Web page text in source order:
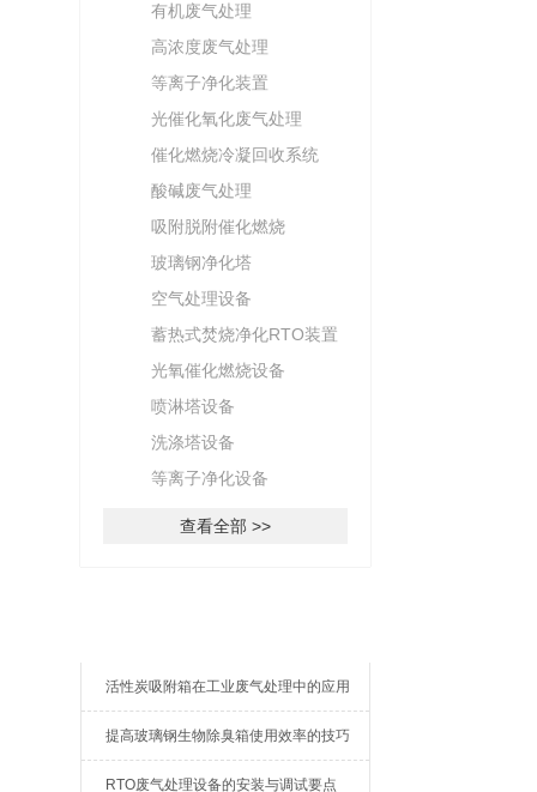
有机废气处理
高浓度废气处理
等离子净化装置
光催化氧化废气处理
催化燃烧冷凝回收系统
酸碱废气处理
吸附脱附催化燃烧
玻璃钢净化塔
空气处理设备
蓄热式焚烧净化RTO装置
光氧催化燃烧设备
喷淋塔设备
洗涤塔设备
等离子净化设备
查看全部 >>
活性炭吸附箱在工业废气处理中的应用
提高玻璃钢生物除臭箱使用效率的技巧
RTO废气处理设备的安装与调试要点